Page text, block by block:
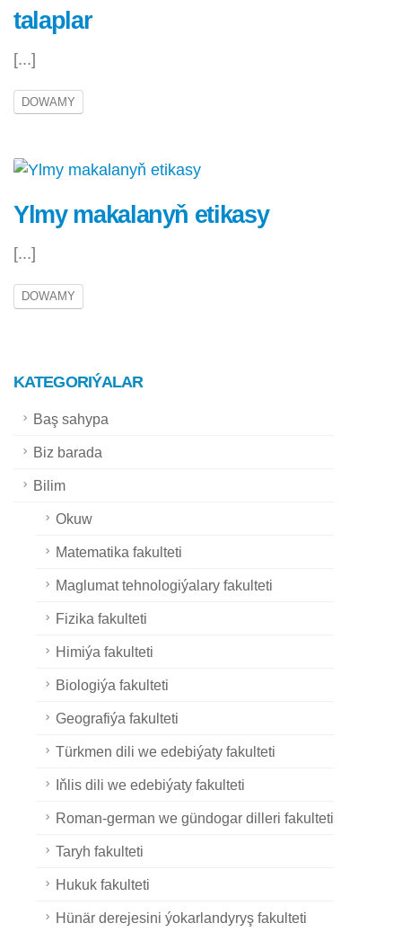
talaplar
[...]
DOWAMY
Ylmy makalanyň etikasy
[...]
DOWAMY
KATEGORIÝALAR
Baş sahypa
Biz barada
Bilim
Okuw
Matematika fakulteti
Maglumat tehnologiýalary fakulteti
Fizika fakulteti
Himiýa fakulteti
Biologiýa fakulteti
Geografiýa fakulteti
Türkmen dili we edebiýaty fakulteti
Iňlis dili we edebiýaty fakulteti
Roman-german we gündogar dilleri fakulteti
Taryh fakulteti
Hukuk fakulteti
Hünär derejesini ýokarlandyryş fakulteti